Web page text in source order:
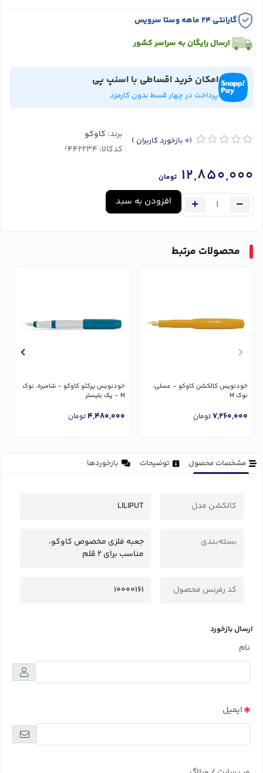
گارانتی ۲۴ ماهه وستا سرویس
ارسال رایگان به سراسر کشور
امکان خرید اقساطی با اسنپ پی
پرداخت در چهار قسط بدون کارمزد
(0 بازخورد کاربران ) برند: کاوکو
کدکالا:
12,850,000 تومان
افزودن به سبد
محصولات مرتبط
خودنویس کالکشن کاوکو - عسلی،
نوک M
7,260,000تومان
خودنویس پرکئو کاوکو - شامبره، نوک
M - پک بلیستر
4,480,000تومان
مشخصات محصول توضیحات بازخوردها
کالکشن مدل LILIPUT
بسته‌بندی
جعبه فلزی مخصوص کاوکو،
مناسب برای 2 قلم
کد رفرنس محصول 10000161
ارسال بازخورد
نام
ایمیل